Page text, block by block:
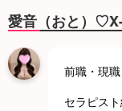
愛音（おと）
前職・
セラピス